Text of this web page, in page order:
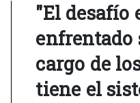
"El desafío
enfrentado
cargo de
tiene el